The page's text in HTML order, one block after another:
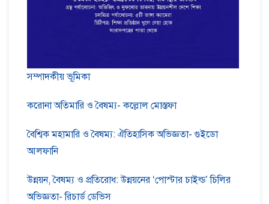
সম্পাদকীয় ভূমিকা
করোনা অতিমারি ও বৈষম্য- কল্লোল মোস্তফা
বৈশ্বিক মহামারি ও বৈষম্য: ঐতিহাসিক অভিজ্ঞতা- গুইডো
আলফানি
উন্নয়ন, বৈষম্য ও প্রতিরোধ: উন্নয়নের ‘পোস্টার চাইল্ড’ চিলির
অভিজ্ঞতা- রিচার্ড ডেভিস